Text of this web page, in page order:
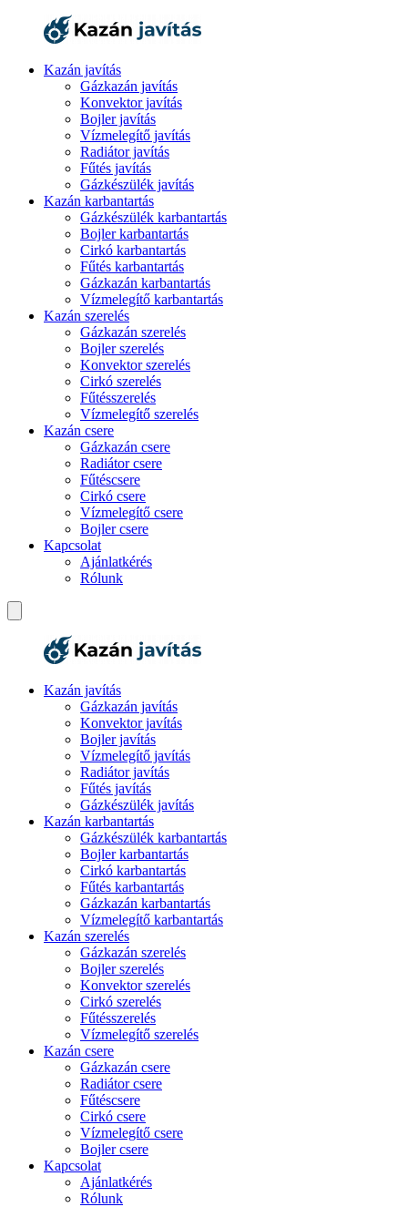
Kazán javítás
Gázkazán javítás
Konvektor javítás
Bojler javítás
Vízmelegítő javítás
Radiátor javítás
Fűtés javítás
Gázkészülék javítás
Kazán karbantartás
Gázkészülék karbantartás
Bojler karbantartás
Cirkó karbantartás
Fűtés karbantartás
Gázkazán karbantartás
Vízmelegítő karbantartás
Kazán szerelés
Gázkazán szerelés
Bojler szerelés
Konvektor szerelés
Cirkó szerelés
Fűtésszerelés
Vízmelegítő szerelés
Kazán csere
Gázkazán csere
Radiátor csere
Fűtéscsere
Cirkó csere
Vízmelegítő csere
Bojler csere
Kapcsolat
Ajánlatkérés
Rólunk
Kazán javítás
Gázkazán javítás
Konvektor javítás
Bojler javítás
Vízmelegítő javítás
Radiátor javítás
Fűtés javítás
Gázkészülék javítás
Kazán karbantartás
Gázkészülék karbantartás
Bojler karbantartás
Cirkó karbantartás
Fűtés karbantartás
Gázkazán karbantartás
Vízmelegítő karbantartás
Kazán szerelés
Gázkazán szerelés
Bojler szerelés
Konvektor szerelés
Cirkó szerelés
Fűtésszerelés
Vízmelegítő szerelés
Kazán csere
Gázkazán csere
Radiátor csere
Fűtéscsere
Cirkó csere
Vízmelegítő csere
Bojler csere
Kapcsolat
Ajánlatkérés
Rólunk